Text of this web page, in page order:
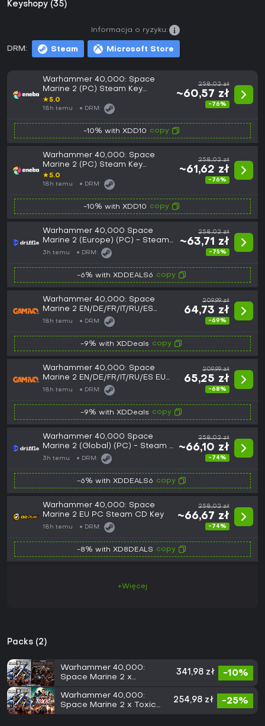
Keyshopy (35)
DRM: Steam Microsoft Store
Informacja o ryzyku:
Warhammer 40,000: Space
Marine 2 (PC) Steam Key
GLOBAL
★5.0
18h temu DRM:
258,02 zł
~60,57 zł
-76%
-10% with XDD10 copy
Warhammer 40,000: Space
Marine 2 (PC) Steam Key
EUROPE
★5.0
18h temu DRM:
258,02 zł
~61,62 zł
-76%
-10% with XDD10 copy
Warhammer 40,000 Space
Marine 2 (Europe) (PC) - Steam
- Digital Key
3h temu DRM:
258,02 zł
~63,71 zł
-75%
-6% with XDDEALS6 copy
Warhammer 40,000: Space
Marine 2 EN/DE/FR/IT/RU/ES
Global (Steam)
18h temu DRM:
209,99 zł
64,73 zł
-69%
-9% with XDDeals copy
Warhammer 40,000: Space
Marine 2 EN/DE/FR/IT/RU/ES EU
(Steam)
18h temu DRM:
209,99 zł
65,25 zł
-68%
-9% with XDDeals copy
Warhammer 40,000 Space
Marine 2 (Global) (PC) - Steam -
Digital Key
3h temu DRM:
258,02 zł
~66,10 zł
-74%
-6% with XDDEALS6 copy
Warhammer 40,000: Space
Marine 2 EU PC Steam CD Key
18h temu DRM:
258,02 zł
~66,67 zł
-74%
-8% with XD8DEALS copy
+Więcej
Packs (2)
Warhammer 40,000:
Space Marine 2 x
341,98 zł -10%
Warhammer 40,000:
Space Marine 2 x Toxic
254,98 zł -25%